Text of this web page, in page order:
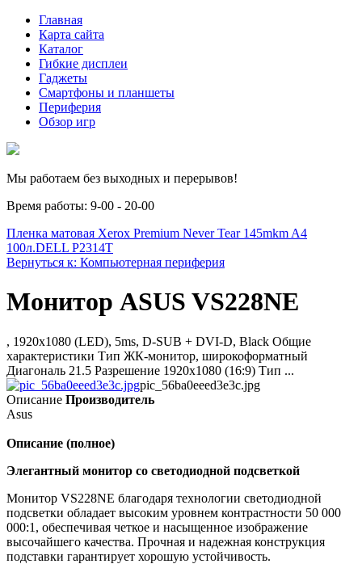
Главная
Карта сайта
Каталог
Гибкие дисплеи
Гаджеты
Смартфоны и планшеты
Периферия
Обзор игр
Мы работаем без выходных и перерывов!
Время работы: 9-00 - 20-00
Пленка матовая Xerox Premium Never Tear 145mkm A4
100л.DELL P2314T
Вернуться к: Компьютерная периферия
Монитор ASUS VS228NE
, 1920x1080 (LED), 5ms, D-SUB + DVI-D, Black Общие
характеристики Тип ЖК-монитор, широкоформатный
Диагональ 21.5 Разрешение 1920x1080 (16:9) Тип ...
pic_56ba0eeed3e3c.jpg
Описание Производитель
Asus
Описание (полное)
Элегантный монитор со светодиодной подсветкой
Монитор VS228NE благодаря технологии светодиодной
подсветки обладает высоким уровнем контрастности 50 000
000:1, обеспечивая четкое и насыщенное изображение
высочайшего качества. Прочная и надежная конструкция
подставки гарантирует хорошую устойчивость.